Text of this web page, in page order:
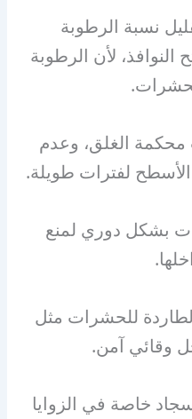
نسبة الرطوبة
لأن الرطوبة
الغلق، وعدم
لفترات طويلة.
بشكل دوري لمنع
للحشرات مثل
وقائي آمن.
خاصة في الزوايا